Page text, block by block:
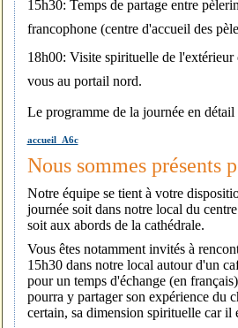
15h30: Temps de partage entre
francophone (centre d'accueil des
18h00: Visite spirituelle de l'extérieur
vous au portail nord.
Le programme de la journée en
accueil_A6c
Nous sommes présents
Notre équipe se tient à votre
journée soit dans notre local du
soit aux abords de la cathédrale.
Vous êtes notamment invités à
15h30 dans notre local autour d'un
pour un temps d'échange (en
pourra y partager son expérience du
certain, sa dimension spirituelle car il